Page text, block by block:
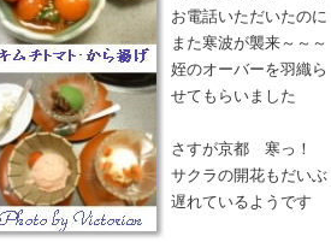
お電話いただいたのに
また寒波が襲来～～～
姪のオーバーを羽織ら
せてもらいました
さすが京都 寒っ！
サクラの開花もだいぶ
遅れているようです